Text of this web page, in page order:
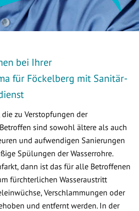
bei Ihrer
für Föckelberg mit Sanitär-
zu Verstopfungen der
sind sowohl ältere als auch
und aufwendigen Sanierungen
Spülungen der Wasserrohre.
dann ist das für alle Betroffenen
fürchterlichen Wasseraustritt
Verschlammungen oder
und entfernt werden. In der